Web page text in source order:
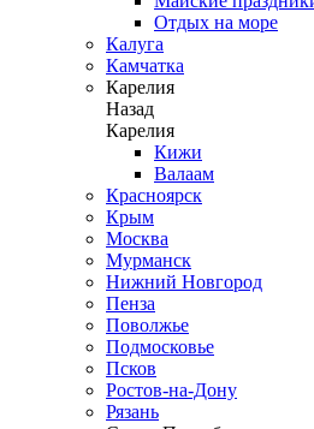
Отдых на море
Калуга
Камчатка
Карелия
Назад
Карелия
Кижи
Валаам
Красноярск
Крым
Москва
Мурманск
Нижний Новгород
Пенза
Поволжье
Подмосковье
Псков
Ростов-на-Дону
Рязань